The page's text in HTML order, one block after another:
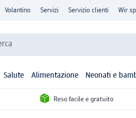
Volantino Servizi Servizio clienti Wir
Salute Alimentazione Neonati e
Reso facile e gratuito